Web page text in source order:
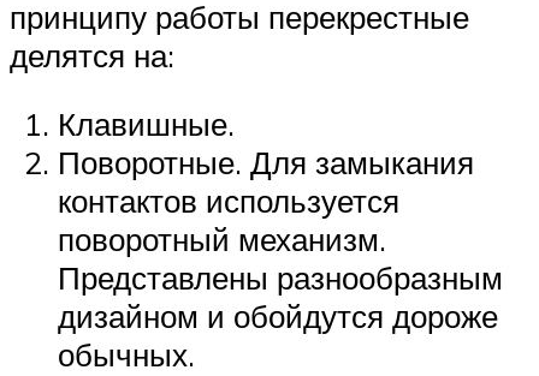
принципу работы перекрестные
делятся на:
Клавишные.
Поворотные. Для замыкания
контактов используется
поворотный механизм.
Представлены разнообразным
дизайном и обойдутся дороже
обычных.